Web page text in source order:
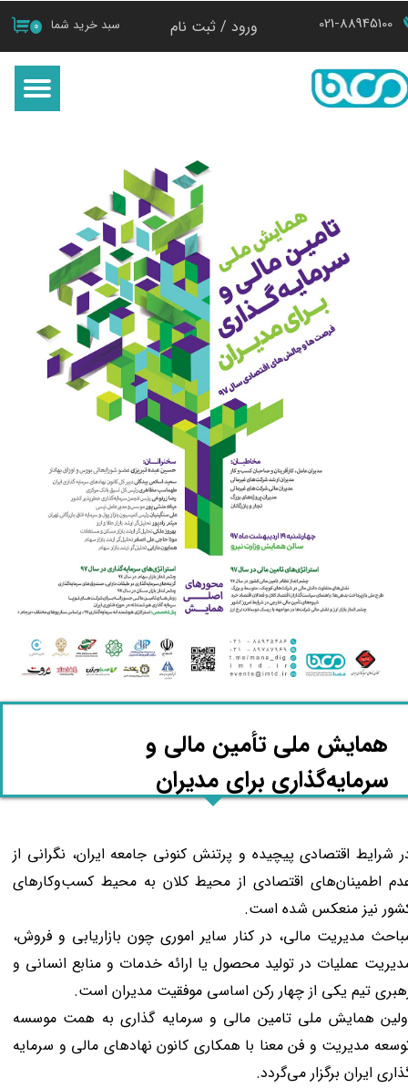
021-88945100 ۰ سبد خرید شما ورود / ثبت نام
تغییر گذر واژه
همایش ملی تأمین مالی و
سرمایه‌گذاری برای مدیران
شرایط اقتصادی پیچیده و پرتنش کنونی جامعه ایران، نگرانی از
اطمینان‌های اقتصادی از محیط کلان به محیط کسب‌وکارهای
نیز منعکس شده است.
مدیریت مالی، در کنار سایر اموری چون بازاریابی و فروش،
عملیات در تولید محصول یا ارائه خدمات و منابع انسانی و
تیم یکی از چهار رکن اساسی موفقیت مدیران است.
همایش ملی تامین مالی و سرمایه گذاری به همت موسسه
مدیریت و فن معنا با همکاری کانون نهادهای مالی و سرمایه
ایران برگزار می‌گردد.